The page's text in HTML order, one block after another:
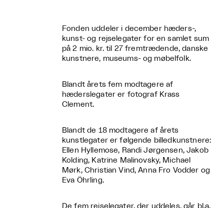
Fonden uddeler i december hæders-,
kunst- og rejselegater for en samlet sum
på 2 mio. kr. til 27 fremtrædende, danske
kunstnere, museums- og møbelfolk.
Blandt årets fem modtagere af
hæderslegater er fotograf Krass
Clement.
Blandt de 18 modtagere af årets
kunstlegater er følgende billedkunstnere:
Ellen Hyllemose, Randi Jørgensen, Jakob
Kolding, Katrine Malinovsky, Michael
Mørk, Christian Vind, Anna Fro Vodder og
Eva Öhrling.
De fem rejselegater, der uddeles, går bl.a.